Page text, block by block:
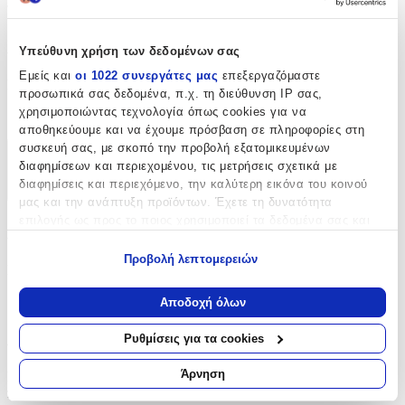
Υπεύθυνη χρήση των δεδομένων σας
Εμείς και οι 1022 συνεργάτες μας επεξεργαζόμαστε
προσωπικά σας δεδομένα, π.χ. τη διεύθυνση IP σας,
χρησιμοποιώντας τεχνολογία όπως cookies για να
αποθηκεύουμε και να έχουμε πρόσβαση σε πληροφορίες στη
συσκευή σας, με σκοπό την προβολή εξατομικευμένων
διαφημίσεων και περιεχομένου, τις μετρήσεις σχετικά με
διαφημίσεις και περιεχόμενο, την καλύτερη εικόνα του κοινού
μας και την ανάπτυξη προϊόντων. Έχετε τη δυνατότητα
Να συλλέξουμε πληροφορίες σχετικά με τη γεωγραφική
σας τοποθεσία, οι οποίες μπορεί να είναι ακριβείς σε
απόσταση μερικών μέτρων
Να αναγνωρίσουμε τη συσκευή σας σαρώνοντας ενεργά
για συγκεκριμένα χαρακτηριστικά (δακτυλικό αποτύπωμα)
Μάθετε περισσότερα σχετικά με τον τρόπο επεξεργασίας των
Προβολή λεπτομερειών
Αποδοχή όλων
Ρυθμίσεις για τα cookies
Άρνηση
τη διακοσμητική επιλογή που ξεχωρίζει.
Χαρακτηριστικά
Είδος:
Θερμοκολλητικά
Χαρακτηριστικά
+
Χαρακτηριστικά
Αξιολογήσεις
Προς το παρόν δεν υπάρχουν άλλες αξιολογήσεις. Όταν
προστεθούν, θα εμφανιστούν εδώ.